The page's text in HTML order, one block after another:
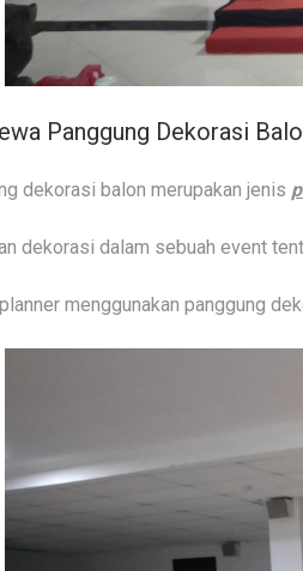
Panggung Dekorasi
dekorasi balon merupakan jenis
dekorasi dalam sebuah event
menggunakan panggung